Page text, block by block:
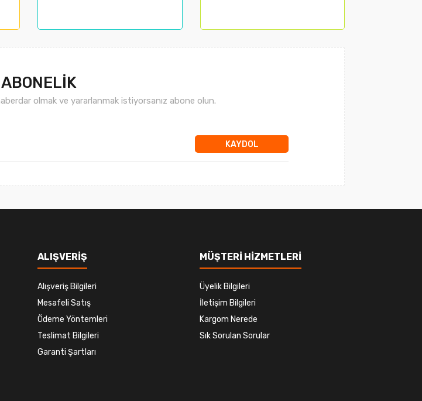
olmak ve yararlanmak istiyorsanız abone olun.
KAYDOL
ALIŞVERİŞ
Alışveriş Bilgileri
Mesafeli Satış
Ödeme Yöntemleri
Teslimat Bilgileri
Garanti Şartları
MÜŞTERİ HİZMETLERİ
Üyelik Bilgileri
İletişim Bilgileri
Kargom Nerede
Sık Sorulan Sorular